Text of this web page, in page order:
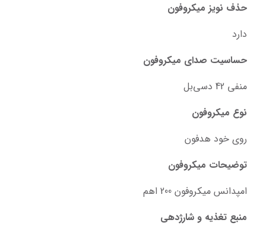
حذف نویز میکروفون
دارد
حساسیت صدای میکروفون
منفی 42 دسی‌بل
نوع میکروفون
روی خود هدفون
توضیحات میکروفون
امپدانس میکروفون 200 اهم
منبع تغذیه و شارژدهی